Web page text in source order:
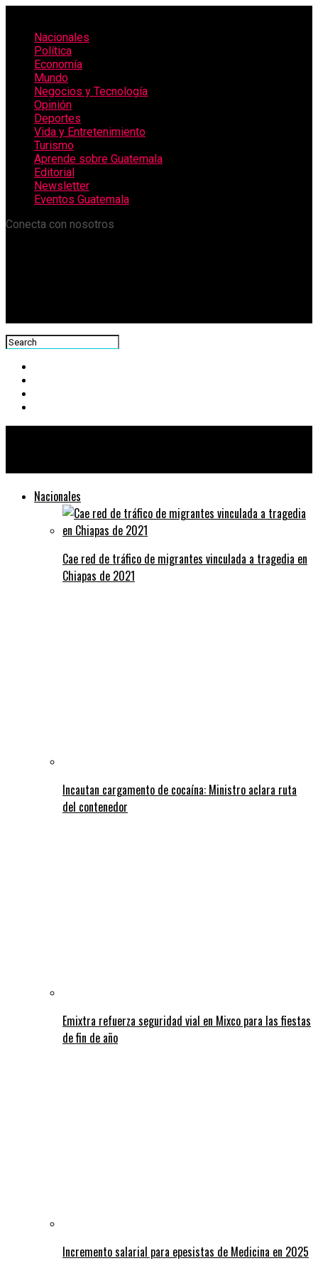
Nacionales
Política
Economía
Mundo
Negocios y Tecnología
Opinión
Deportes
Vida y Entretenimiento
Turismo
Aprende sobre Guatemala
Editorial
Newsletter
Eventos Guatemala
Conecta con nosotros
Nacionales
Cae red de tráfico de migrantes vinculada a tragedia en
Chiapas de 2021
Incautan cargamento de cocaína: Ministro aclara ruta
del contenedor
Emixtra refuerza seguridad vial en Mixco para las fiestas
de fin de año
Incremento salarial para epesistas de Medicina en 2025